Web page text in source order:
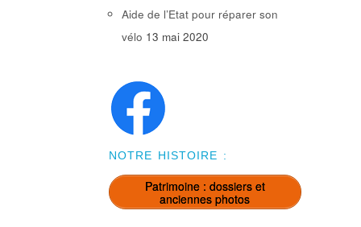
Aide de l’Etat pour réparer son
vélo 13 mai 2020
NOTRE HISTOIRE :
Patrimoine : dossiers et
anciennes photos